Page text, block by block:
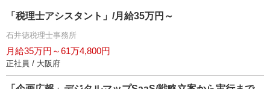
「税理士アシスタント」/月給35万円～
石井徳税理士事務所
月給35万円～61万4,800円
正社員 / 大阪府